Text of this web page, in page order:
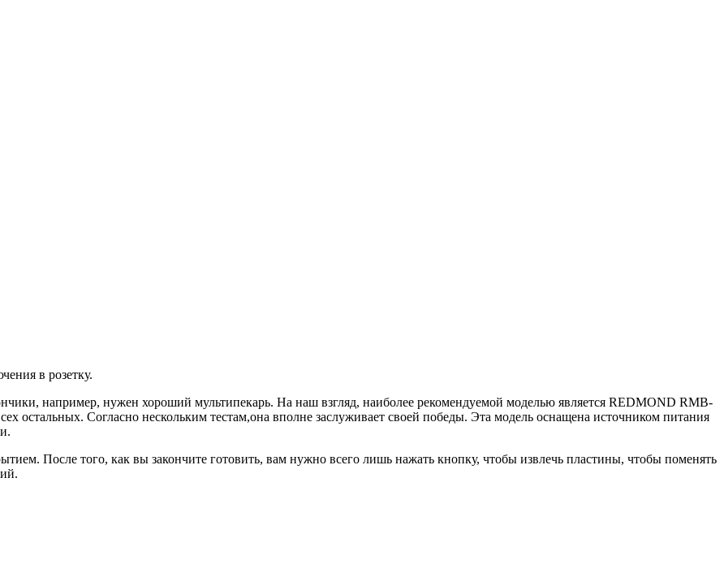
в розетку.
например, нужен хороший мультипекарь. На наш взгляд, наиболее рекомендуемой моделью является REDMOND RMB-
остальных. Согласно нескольким тестам,она вполне заслуживает своей победы. Эта модель оснащена источником питания
После того, как вы закончите готовить, вам нужно всего лишь нажать кнопку, чтобы извлечь пластины, чтобы поменять